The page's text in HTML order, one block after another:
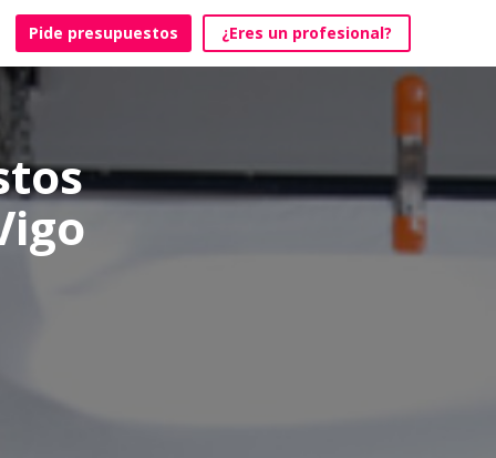
Pide presupuestos ¿Eres un profesional?